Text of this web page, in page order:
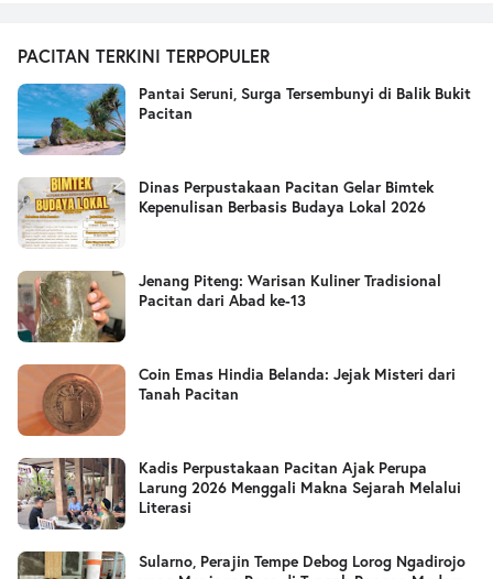
PACITAN TERKINI TERPOPULER
Pantai Seruni, Surga Tersembunyi di Balik Bukit
Pacitan
Dinas Perpustakaan Pacitan Gelar Bimtek
Kepenulisan Berbasis Budaya Lokal 2026
Jenang Piteng: Warisan Kuliner Tradisional
Pacitan dari Abad ke-13
Coin Emas Hindia Belanda: Jejak Misteri dari
Tanah Pacitan
Kadis Perpustakaan Pacitan Ajak Perupa
Larung 2026 Menggali Makna Sejarah Melalui
Literasi
Sularno, Perajin Tempe Debog Lorog Ngadirojo